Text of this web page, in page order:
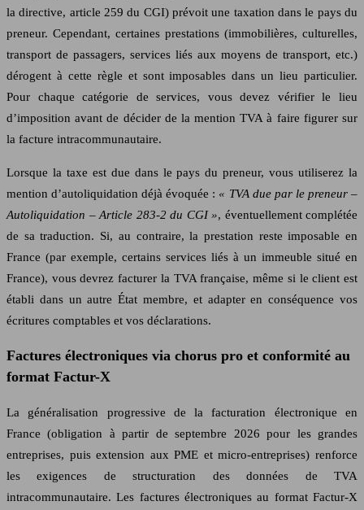
la directive, article 259 du CGI) prévoit une taxation dans le pays du
preneur. Cependant, certaines prestations (immobilières, culturelles,
transport de passagers, services liés aux moyens de transport, etc.)
dérogent à cette règle et sont imposables dans un lieu particulier.
Pour chaque catégorie de services, vous devez vérifier le lieu
d’imposition avant de décider de la mention TVA à faire figurer sur
la facture intracommunautaire.
Lorsque la taxe est due dans le pays du preneur, vous utiliserez la
mention d’autoliquidation déjà évoquée : « TVA due par le preneur –
Autoliquidation – Article 283‑2 du CGI », éventuellement complétée
de sa traduction. Si, au contraire, la prestation reste imposable en
France (par exemple, certains services liés à un immeuble situé en
France), vous devrez facturer la TVA française, même si le client est
établi dans un autre État membre, et adapter en conséquence vos
écritures comptables et vos déclarations.
Factures électroniques via chorus pro et conformité au
format Factur-X
La généralisation progressive de la facturation électronique en
France (obligation à partir de septembre 2026 pour les grandes
entreprises, puis extension aux PME et micro‑entreprises) renforce
les exigences de structuration des données de TVA
intracommunautaire. Les factures électroniques au format Factur‑X